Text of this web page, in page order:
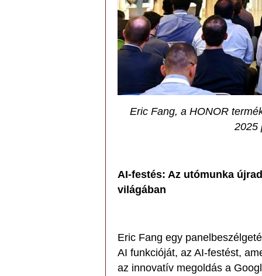
Eric Fang, a HONOR
2025
AI-festés: Az utómunka
világában
Eric Fang egy
AI funkcióját, az AI-festést,
az innovatív megoldás a